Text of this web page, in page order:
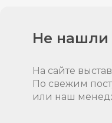
Не нашли
На сайте
По свежим
или наш